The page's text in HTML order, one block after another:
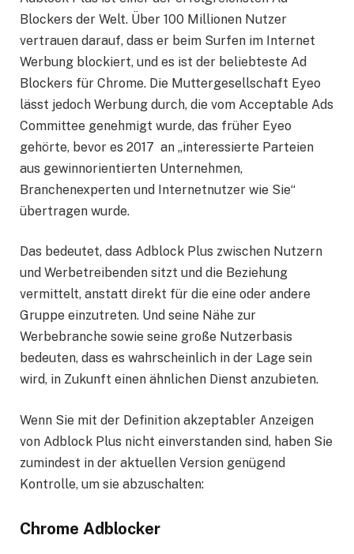
Blockers der Welt. Über 100 Millionen Nutzer
vertrauen darauf, dass er beim Surfen im Internet
Werbung blockiert, und es ist der beliebteste Ad
Blockers für Chrome. Die Muttergesellschaft Eyeo
lässt jedoch Werbung durch, die vom Acceptable Ads
Committee genehmigt wurde, das früher Eyeo
gehörte, bevor es 2017 an „interessierte Parteien
aus gewinnorientierten Unternehmen,
Branchenexperten und Internetnutzer wie Sie“
übertragen wurde.
Das bedeutet, dass Adblock Plus zwischen Nutzern
und Werbetreibenden sitzt und die Beziehung
vermittelt, anstatt direkt für die eine oder andere
Gruppe einzutreten. Und seine Nähe zur
Werbebranche sowie seine große Nutzerbasis
bedeuten, dass es wahrscheinlich in der Lage sein
wird, in Zukunft einen ähnlichen Dienst anzubieten.
Wenn Sie mit der Definition akzeptabler Anzeigen
von Adblock Plus nicht einverstanden sind, haben Sie
zumindest in der aktuellen Version genügend
Kontrolle, um sie abzuschalten:
Chrome Adblocker